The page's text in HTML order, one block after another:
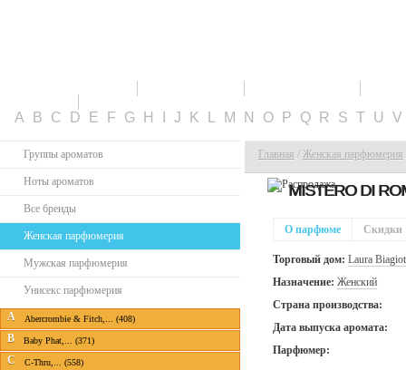
A B C D E F G H J K M N O P Q R S T U V
Группы ароматов
Ноты ароматов
Все бренды
Женская парфюмерия
Мужская парфюмерия
Унисекс парфюмерия
A Abercrombie & Fitch,... (408)
B Baby Phat,... (371)
C C-Thru,... (558)
Главная / Женская парфюмерия
MISTERO DI
О парфюме
Торговый дом: Laura
Назначение: Женский
Страна производства:
Дата выпуска аромата:
Парфюмер:
Скидки